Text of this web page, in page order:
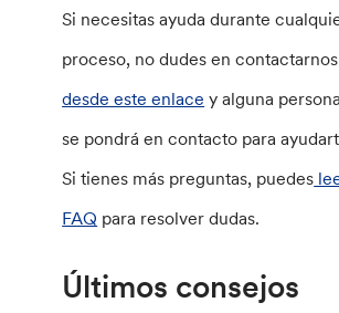
Si necesitas ayuda durante
proceso, no dudes en
desde este enlace y alguna
se pondrá en contacto para
Si tienes más preguntas, puedes
FAQ para resolver dudas.
Últimos consejos